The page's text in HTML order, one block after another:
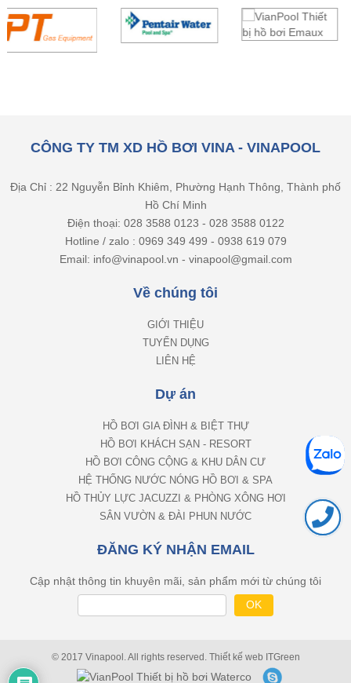
CÔNG TY TM XD HỒ BƠI VINA - VINAPOOL
Địa Chỉ : 22 Nguyễn Bỉnh Khiêm, Phường Hạnh Thông, Thành phố
Hồ Chí Minh
Điện thoại: 028 3588 0123 - 028 3588 0122
Hotline / zalo : 0969 349 499 - 0938 619 079
Email: info@vinapool.vn - vinapool@gmail.com
Về chúng tôi
GIỚI THIỆU
TUYỂN DỤNG
LIÊN HỆ
Dự án
HỒ BƠI GIA ĐÌNH & BIỆT THỰ
HỒ BƠI KHÁCH SẠN - RESORT
HỒ BƠI CÔNG CỘNG & KHU DÂN CƯ
HỆ THỐNG NƯỚC NÓNG HỒ BƠI & SPA
HỒ THỦY LỰC JACUZZI & PHÒNG XÔNG HƠI
SÂN VƯỜN & ĐÀI PHUN NƯỚC
ĐĂNG KÝ NHẬN EMAIL
Cập nhật thông tin khuyên mãi, sản phẩm mới từ chúng tôi
© 2017 Vinapool. All rights reserved. Thiết kế web ITGreen